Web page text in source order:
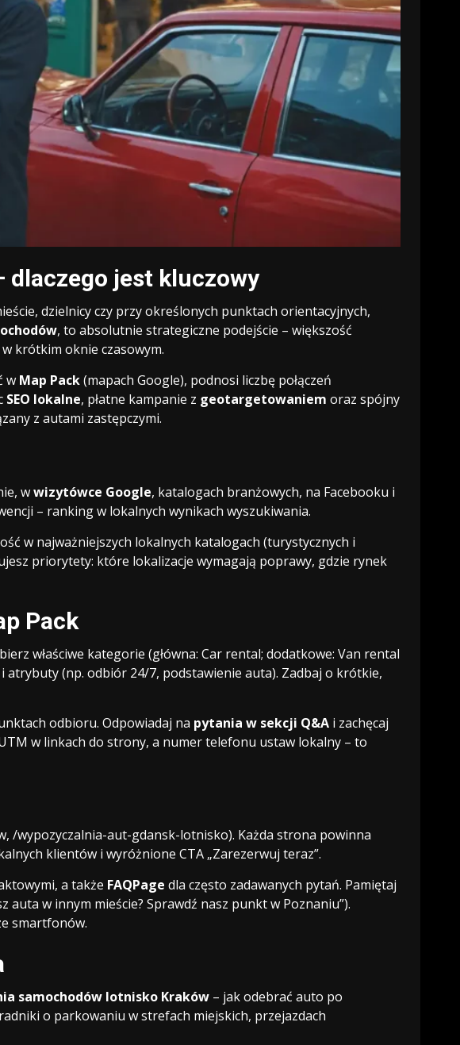
dlaczego jest kluczowy
dzielnicy czy przy określonych punktach orientacyjnych,
, to absolutnie strategiczne podejście – większość
krótkim oknie czasowym.
w Map Pack(mapach Google), podnosi liczbę połączeń
SEO lokalne, płatne kampanie z geotargetowaniem oraz spójny
z autami zastępczymi.
wwizytówce Google, katalogach branżowych, na Facebooku i
– ranking w lokalnych wynikach wyszukiwania.
w najważniejszych lokalnych katalogach (turystycznych i
priorytety: które lokalizacje wymagają poprawy, gdzie rynek
Pack
właściwe kategorie (główna: Car rental; dodatkowe: Van rental
atrybuty (np. odbiór 24/7, podstawienie auta). Zadbaj o krótkie,
odbioru. Odpowiadaj na pytania w sekcji Q&A i zachęcaj
w linkach do strony, a numer telefonu ustaw lokalny – to
/wypozyczalnia-aut-gdansk-lotnisko). Każda strona powinna
klientów i wyróżnione CTA „Zarezerwuj teraz”.
a także FAQPage dla często zadawanych pytań. Pamiętaj
w innym mieście? Sprawdź nasz punkt w Poznaniu”).
smartfonów.
samochodów lotnisko Kraków – jak odebrać auto po
o parkowaniu w strefach miejskich, przejazdach